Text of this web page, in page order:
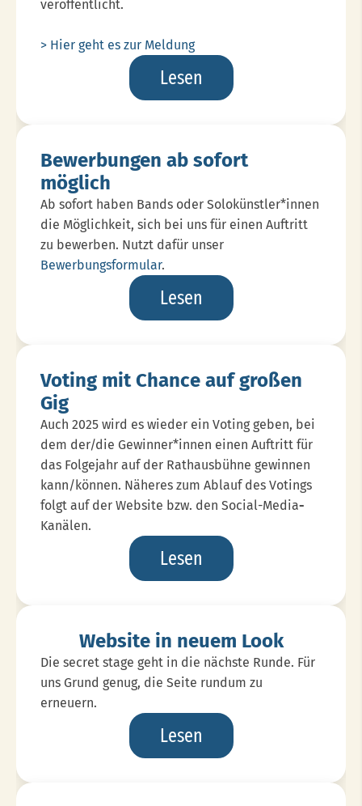
veröffentlicht.
> Hier geht es zur Meldung
Lesen
Pressemeldung
Kieler
Bewerbungen ab sofort
möglich
Ab sofort haben Bands oder Solokünstler*innen
die Möglichkeit, sich bei uns für einen Auftritt
zu bewerben. Nutzt dafür unser
Bewerbungsformular.
Lesen
Bewerbungen
Ab
Voting mit Chance auf großen
Gig
Auch 2025 wird es wieder ein Voting geben, bei
dem der/die Gewinner*innen einen Auftritt für
das Folgejahr auf der Rathausbühne gewinnen
kann/können. Näheres zum Ablauf des Votings
folgt auf der Website bzw. den Social-Media-
Kanälen.
Lesen
Voting
Mit
Großen
Gig
Website in neuem Look
Die secret stage geht in die nächste Runde. Für
uns Grund genug, die Seite rundum zu
erneuern.
Lesen
Website
In